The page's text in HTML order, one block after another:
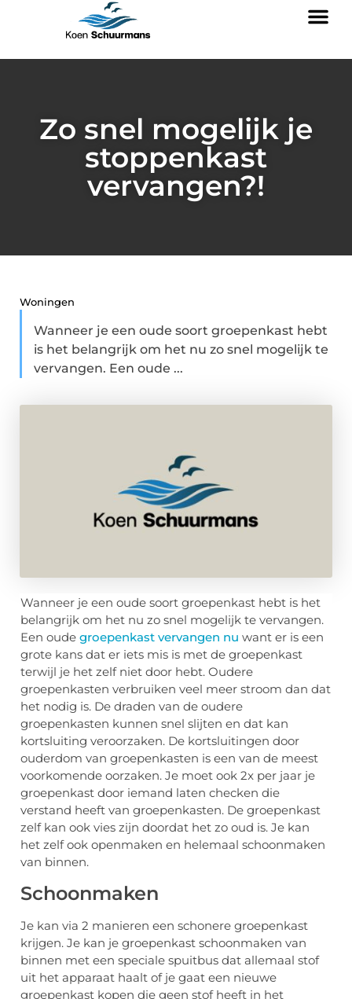
Zo snel mogelijk je
stoppenkast
vervangen?!
Woningen
Wanneer je een oude soort groepenkast hebt
is het belangrijk om het nu zo snel mogelijk te
vervangen. Een oude ...
Wanneer je een oude soort groepenkast hebt is het
belangrijk om het nu zo snel mogelijk te vervangen.
Een oude groepenkast vervangen nu want er is een
grote kans dat er iets mis is met de groepenkast
terwijl je het zelf niet door hebt. Oudere
groepenkasten verbruiken veel meer stroom dan dat
het nodig is. De draden van de oudere
groepenkasten kunnen snel slijten en dat kan
kortsluiting veroorzaken. De kortsluitingen door
ouderdom van groepenkasten is een van de meest
voorkomende oorzaken. Je moet ook 2x per jaar je
groepenkast door iemand laten checken die
verstand heeft van groepenkasten. De groepenkast
zelf kan ook vies zijn doordat het zo oud is. Je kan
het zelf ook openmaken en helemaal schoonmaken
van binnen.
Schoonmaken
Je kan via 2 manieren een schonere groepenkast
krijgen. Je kan je groepenkast schoonmaken van
binnen met een speciale spuitbus dat allemaal stof
uit het apparaat haalt of je gaat een nieuwe
groepenkast kopen die geen stof heeft in het